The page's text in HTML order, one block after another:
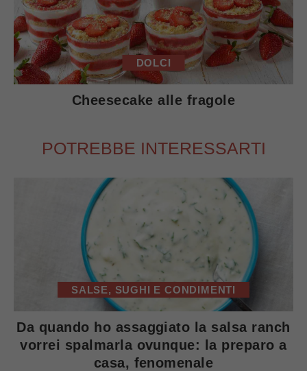
DOLCI
Cheesecake alle fragole
POTREBBE INTERESSARTI
SALSE, SUGHI E CONDIMENTI
Da quando ho assaggiato la salsa ranch
vorrei spalmarla ovunque: la preparo a
casa, fenomenale